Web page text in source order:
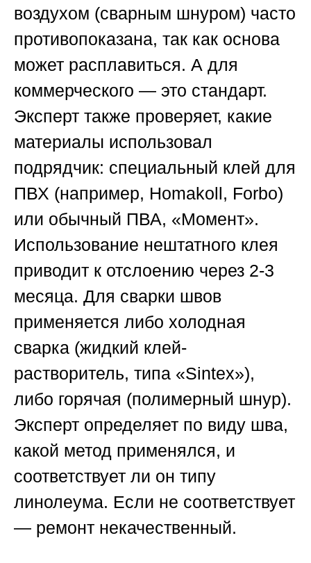
воздухом (сварным шнуром) часто
противопоказана, так как основа
может расплавиться. А для
коммерческого — это стандарт.
Эксперт также проверяет, какие
материалы использовал
подрядчик: специальный клей для
ПВХ (например, Homakoll, Forbo)
или обычный ПВА, «Момент».
Использование нештатного клея
приводит к отслоению через 2-3
месяца. Для сварки швов
применяется либо холодная
сварка (жидкий клей-
растворитель, типа «Sintex»),
либо горячая (полимерный шнур).
Эксперт определяет по виду шва,
какой метод применялся, и
соответствует ли он типу
линолеума. Если не соответствует
— ремонт некачественный.